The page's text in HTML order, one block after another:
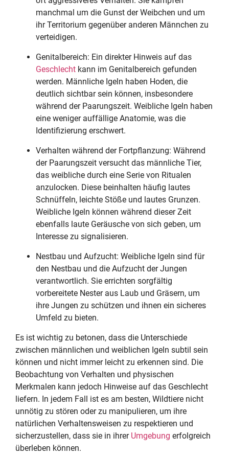
manchmal um die Gunst der Weibchen und um
ihr Territorium gegenüber anderen Männchen zu
verteidigen.
Genitalbereich: Ein direkter Hinweis auf das
Geschlecht kann im Genitalbereich gefunden
werden. Männliche Igeln haben Hoden, die
deutlich sichtbar sein können, insbesondere
während der Paarungszeit. Weibliche Igeln haben
eine weniger auffällige Anatomie, was die
Identifizierung erschwert.
Verhalten während der Fortpflanzung: Während
der Paarungszeit versucht das männliche Tier,
das weibliche durch eine Serie von Ritualen
anzulocken. Diese beinhalten häufig lautes
Schnüffeln, leichte Stöße und lautes Grunzen.
Weibliche Igeln können während dieser Zeit
ebenfalls laute Geräusche von sich geben, um
Interesse zu signalisieren.
Nestbau und Aufzucht: Weibliche Igeln sind für
den Nestbau und die Aufzucht der Jungen
verantwortlich. Sie errichten sorgfältig
vorbereitete Nester aus Laub und Gräsern, um
ihre Jungen zu schützen und ihnen ein sicheres
Umfeld zu bieten.
Es ist wichtig zu betonen, dass die Unterschiede
zwischen männlichen und weiblichen Igeln subtil sein
können und nicht immer leicht zu erkennen sind. Die
Beobachtung von Verhalten und physischen
Merkmalen kann jedoch Hinweise auf das Geschlecht
liefern. In jedem Fall ist es am besten, Wildtiere nicht
unnötig zu stören oder zu manipulieren, um ihre
natürlichen Verhaltensweisen zu respektieren und
sicherzustellen, dass sie in ihrer Umgebung erfolgreich
überleben können.